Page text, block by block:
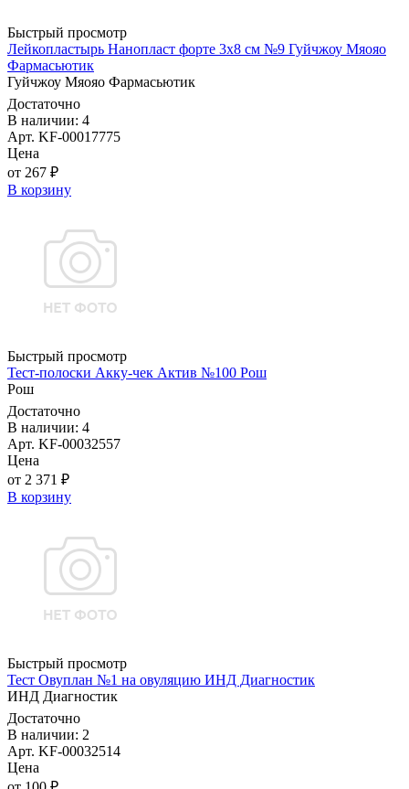
Быстрый просмотр
Лейкопластырь Нанопласт форте 3х8 см №9 Гуйчжоу Мяояо
Фармасьютик
Гуйчжоу Мяояо Фармасьютик
Достаточно
В наличии: 4
Арт. KF-00017775
Цена
от 267 ₽
В корзину
Быстрый просмотр
Тест-полоски Акку-чек Актив №100 Рош
Рош
Достаточно
В наличии: 4
Арт. KF-00032557
Цена
от 2 371 ₽
В корзину
Быстрый просмотр
Тест Овуплан №1 на овуляцию ИНД Диагностик
ИНД Диагностик
Достаточно
В наличии: 2
Арт. KF-00032514
Цена